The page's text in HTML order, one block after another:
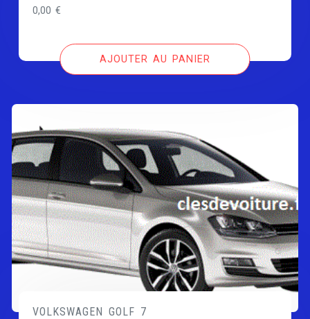
0,00€
AJOUTER AU PANIER
VOLKSWAGEN GOLF 7